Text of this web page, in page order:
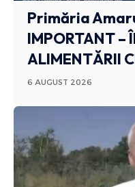
Primăria
IMPORTANT –
ALIMENTĂRII
6 AUGUST 2026